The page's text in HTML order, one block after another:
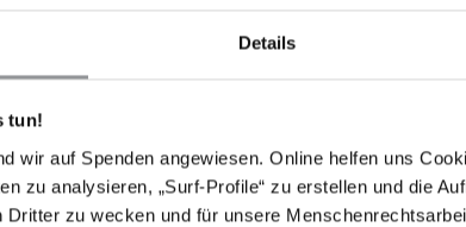
Details
tun!
wir auf Spenden angewiesen. Online helfen uns
zu analysieren, „Surf-Profile“ zu erstellen und die
Dritter zu wecken und für unsere
(Federación de Pescadores artesanales,
die sich für den Schutz der
einsetzt, sind in großer Gefahr. Seit September
an Mitglieder von FEDEPESAN gesandt,
López musste seinen Wohnort nach einem